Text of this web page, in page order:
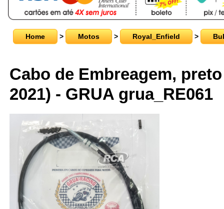
Home > Motos > Royal_Enfield >
Cabo de Embreagem,
2021) - GRUA grua_RE061